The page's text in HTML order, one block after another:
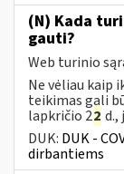
(N) Kada
gauti?
Web turinio
Ne vėliau kaip
teikimas gali
lapkričio 22 d.,
DUK: DUK -
dirbantiems